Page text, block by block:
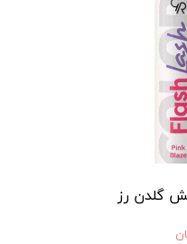
گلدن رز